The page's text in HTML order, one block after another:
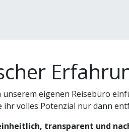
unserem eigenen Reisebüro
ihr volles Potenzial nur dann
transparent und